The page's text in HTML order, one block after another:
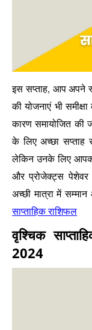
इस सप्ताह, आप अपने
की योजनाएं भी
कारण समायोजित की
के लिए अच्छा सप्ताह
लेकिन उनके लिए
और प्रोजेक्ट्स
अच्छी मात्रा में सम्मान
साप्ताहिक राशिफल
वृश्चिक
2024